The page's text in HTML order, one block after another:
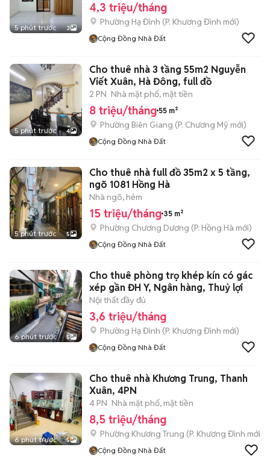
5 phút trước 3
4,3 triệu/tháng
Phường Hạ Đình (P. Khương Đình mới)
Cộng Đồng Nhà Đất
5 phút trước 4
Cho thuê nhà 3 tầng 55m2 Nguyễn
Viết Xuân, Hà Đông, full đồ
2 PN Nhà mặt phố, mặt tiền
8 triệu/tháng 55 m²
Phường Biên Giang (P. Chương Mỹ mới)
Cộng Đồng Nhà Đất
5 phút trước 5
Cho thuê nhà full đồ 35m2 x 5 tầng,
ngõ 1081 Hồng Hà
Nhà ngõ, hẻm
15 triệu/tháng 35 m²
Phường Chương Dương (P. Hồng Hà mới)
Cộng Đồng Nhà Đất
6 phút trước 5
Cho thuê phòng trọ khép kín có gác
xép gần ĐH Y, Ngân hàng, Thuỷ lợi
Nội thất đầy đủ
3,6 triệu/tháng
Phường Hạ Đình (P. Khương Đình mới)
Cộng Đồng Nhà Đất
6 phút trước 5
Cho thuê nhà Khương Trung, Thanh
Xuân, 4PN
4 PN Nhà mặt phố, mặt tiền
8,5 triệu/tháng
Phường Khương Trung (P. Khương Đình mới)
Cộng Đồng Nhà Đất